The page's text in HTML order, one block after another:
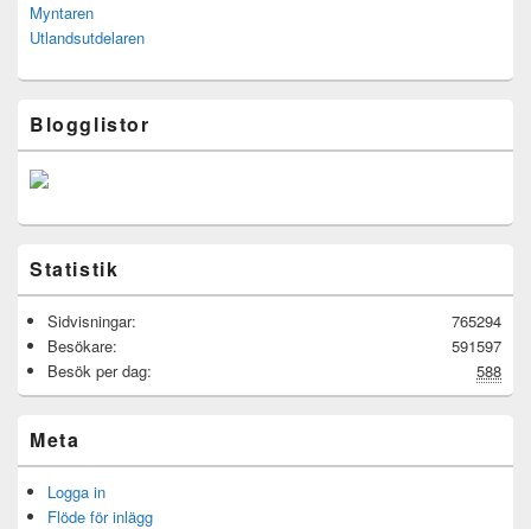
Myntaren
Utlandsutdelaren
Blogglistor
Statistik
765294
Sidvisningar:
591597
Besökare:
588
Besök per dag:
Meta
Logga in
Flöde för inlägg